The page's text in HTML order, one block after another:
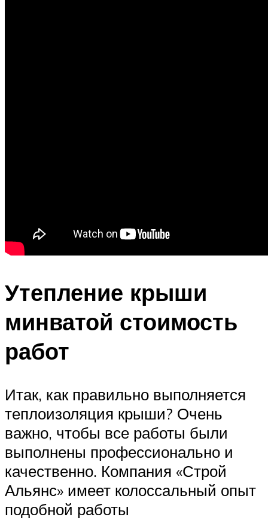
Утепление крыши
минватой стоимость
работ
Итак, как правильно выполняется
теплоизоляция крыши? Очень
важно, чтобы все работы были
выполнены профессионально и
качественно. Компания «Строй
Альянс» имеет колоссальный опыт
подобной работы